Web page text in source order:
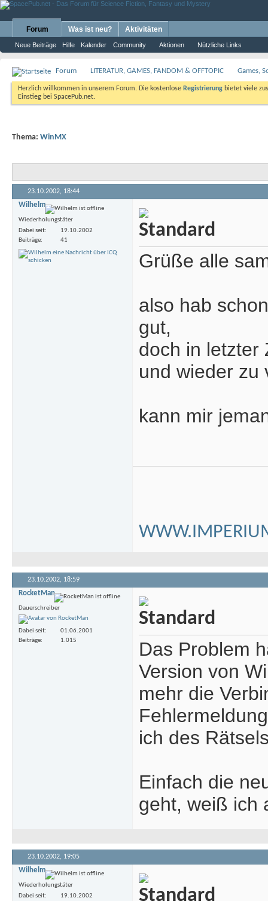
Forum
Neue Beiträge Hilfe Kalender Community Aktionen Nützliche Links
Was ist neu? Aktivitäten
Forum LITERATUR, GAMES, FANDOM & OFFTOPIC Games,
Herzlich willkommen in unserem Forum. Die kostenlose Registrierung bietet viele
Einstieg bei SpacePub.net.
Thema: WinMX
23.10.2002, 18:44
Wilhelm
Wiederholungstäter
Dabei seit
19.10.2002
Beiträge
41
Grüße alle
also hab
gut,
doch in letzter
und wieder zu
kann mir
23.10.2002, 18:59
RocketMan
Dauerschreiber
Dabei seit
01.06.2001
Beiträge
1.015
Das Problem
Version von
mehr die
ich des
Einfach die
geht, weiß ich
23.10.2002, 19:05
Wilhelm
Wiederholungstäter
Dabei seit
19.10.2002